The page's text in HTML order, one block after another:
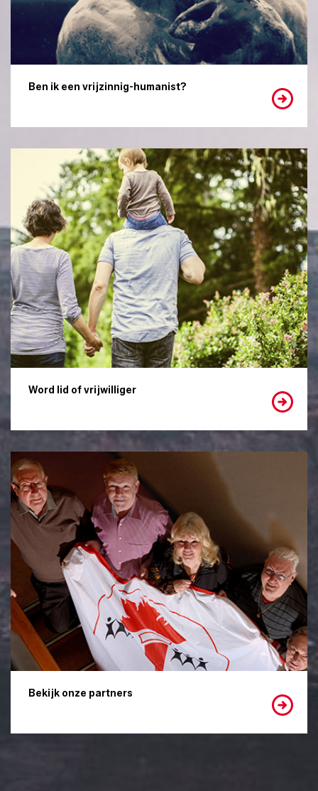
Ben ik een vrijzinnig-humanist?
Word lid of vrijwilliger
Bekijk onze partners